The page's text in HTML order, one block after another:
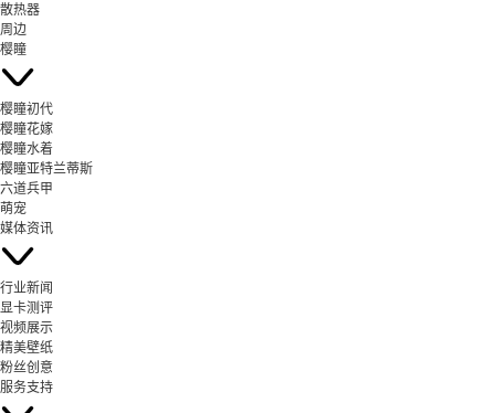
散热器
周边
樱瞳
樱瞳初代
樱瞳花嫁
樱瞳水着
樱瞳亚特兰蒂斯
六道兵甲
萌宠
媒体资讯
行业新闻
显卡测评
视频展示
精美壁纸
粉丝创意
服务支持